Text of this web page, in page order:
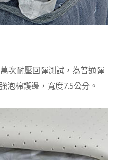
次耐壓回彈測試，為普通彈
泡棉護邊，寬度7.5公分。